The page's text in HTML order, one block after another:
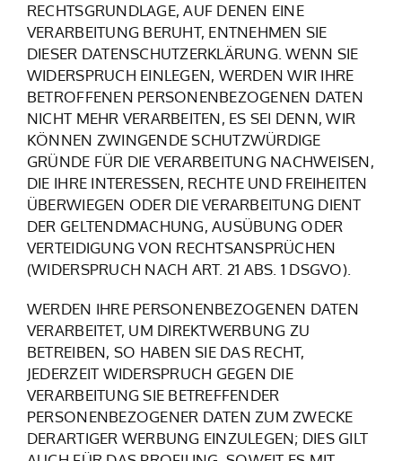
RECHTSGRUNDLAGE, AUF DENEN EINE
VERARBEITUNG BERUHT, ENTNEHMEN SIE
DIESER DATENSCHUTZERKLÄRUNG. WENN SIE
WIDERSPRUCH EINLEGEN, WERDEN WIR IHRE
BETROFFENEN PERSONENBEZOGENEN DATEN
NICHT MEHR VERARBEITEN, ES SEI DENN, WIR
KÖNNEN ZWINGENDE SCHUTZWÜRDIGE
GRÜNDE FÜR DIE VERARBEITUNG NACHWEISEN,
DIE IHRE INTERESSEN, RECHTE UND FREIHEITEN
ÜBERWIEGEN ODER DIE VERARBEITUNG DIENT
DER GELTENDMACHUNG, AUSÜBUNG ODER
VERTEIDIGUNG VON RECHTSANSPRÜCHEN
(WIDERSPRUCH NACH ART. 21 ABS. 1 DSGVO).
WERDEN IHRE PERSONENBEZOGENEN DATEN
VERARBEITET, UM DIREKTWERBUNG ZU
BETREIBEN, SO HABEN SIE DAS RECHT,
JEDERZEIT WIDERSPRUCH GEGEN DIE
VERARBEITUNG SIE BETREFFENDER
PERSONENBEZOGENER DATEN ZUM ZWECKE
DERARTIGER WERBUNG EINZULEGEN; DIES GILT